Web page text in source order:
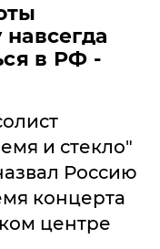
в РФ -
и стекло"
Россию
концерта
центре